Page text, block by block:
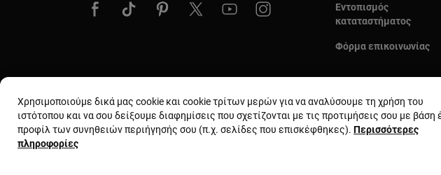
Εντοπισμός
καταταστήματος
Φόρμα επικοινωνίας
Χώρα
Χρησιμοποιούμε δικά μας cookie και cookie τρίτων μερών για να αναλύσουμε τη χρήση του
ιστότοπου και να σου δείξουμε διαφημίσεις που σχετίζονται με τις προτιμήσεις σου με βάση
προφίλ των συνηθειών περιήγησής σου (π.χ. σελίδες που επισκέφθηκες). Περισσότερες
πληροφορίες